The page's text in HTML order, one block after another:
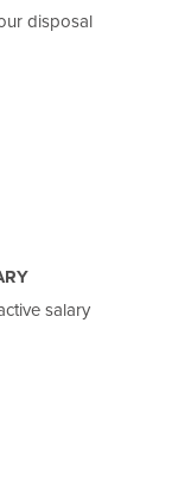
disposal
salary